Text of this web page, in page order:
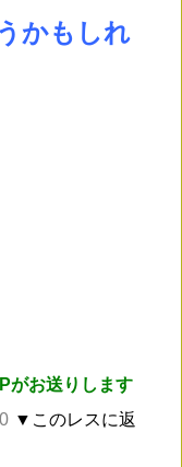
かもしれ
がお送りします
▼このレスに返